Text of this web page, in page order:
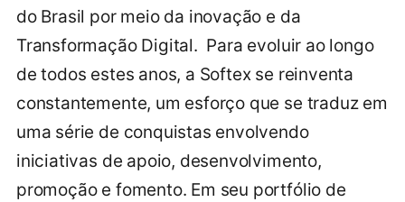
do Brasil por meio da inovação e da
Transformação Digital. Para evoluir ao longo
de todos estes anos, a Softex se reinventa
constantemente, um esforço que se traduz em
uma série de conquistas envolvendo
iniciativas de apoio, desenvolvimento,
promoção e fomento. Em seu portfólio de